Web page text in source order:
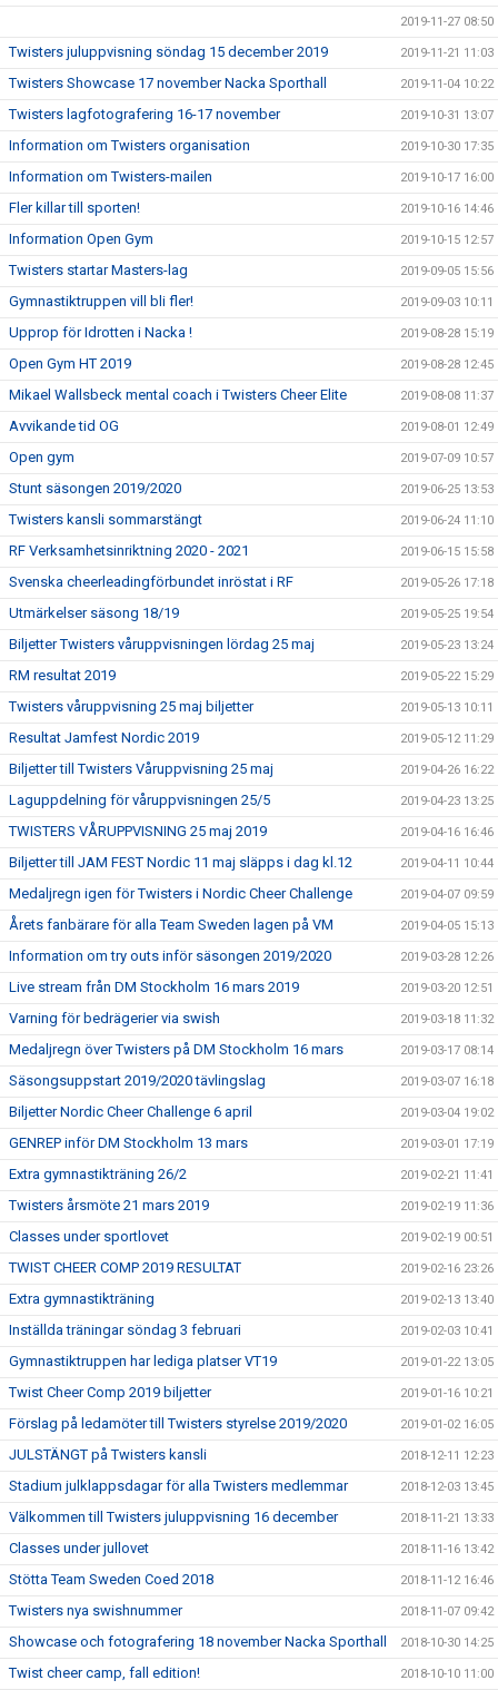
2019-11-27 08:50
Twisters juluppvisning söndag 15 december 2019 2019-11-21 11:03
Twisters Showcase 17 november Nacka Sporthall 2019-11-04 10:22
Twisters lagfotografering 16-17 november 2019-10-31 13:07
Information om Twisters organisation 2019-10-30 17:35
Information om Twisters-mailen 2019-10-17 16:00
Fler killar till sporten! 2019-10-16 14:46
Information Open Gym 2019-10-15 12:57
Twisters startar Masters-lag 2019-09-05 15:56
Gymnastiktruppen vill bli fler! 2019-09-03 10:11
Upprop för Idrotten i Nacka ! 2019-08-28 15:19
Open Gym HT 2019 2019-08-28 12:45
Mikael Wallsbeck mental coach i Twisters Cheer Elite 2019-08-08 11:37
Avvikande tid OG 2019-08-01 12:49
Open gym 2019-07-09 10:57
Stunt säsongen 2019/2020 2019-06-25 13:53
Twisters kansli sommarstängt 2019-06-24 11:10
RF Verksamhetsinriktning 2020 - 2021 2019-06-15 15:58
Svenska cheerleadingförbundet inröstat i RF 2019-05-26 17:18
Utmärkelser säsong 18/19 2019-05-25 19:54
Biljetter Twisters våruppvisningen lördag 25 maj 2019-05-23 13:24
RM resultat 2019 2019-05-22 15:29
Twisters våruppvisning 25 maj biljetter 2019-05-13 10:11
Resultat Jamfest Nordic 2019 2019-05-12 11:29
Biljetter till Twisters Våruppvisning 25 maj 2019-04-26 16:22
Laguppdelning för våruppvisningen 25/5 2019-04-23 13:25
TWISTERS VÅRUPPVISNING 25 maj 2019 2019-04-16 16:46
Biljetter till JAM FEST Nordic 11 maj släpps i dag kl.12 2019-04-11 10:44
Medaljregn igen för Twisters i Nordic Cheer Challenge 2019-04-07 09:59
Årets fanbärare för alla Team Sweden lagen på VM 2019-04-05 15:13
Information om try outs inför säsongen 2019/2020 2019-03-28 12:26
Live stream från DM Stockholm 16 mars 2019 2019-03-20 12:51
Varning för bedrägerier via swish 2019-03-18 11:32
Medaljregn över Twisters på DM Stockholm 16 mars 2019-03-17 08:14
Säsongsuppstart 2019/2020 tävlingslag 2019-03-07 16:18
Biljetter Nordic Cheer Challenge 6 april 2019-03-04 19:02
GENREP inför DM Stockholm 13 mars 2019-03-01 17:19
Extra gymnastikträning 26/2 2019-02-21 11:41
Twisters årsmöte 21 mars 2019 2019-02-19 11:36
Classes under sportlovet 2019-02-19 00:51
TWIST CHEER COMP 2019 RESULTAT 2019-02-16 23:26
Extra gymnastikträning 2019-02-13 13:40
Inställda träningar söndag 3 februari 2019-02-03 10:41
Gymnastiktruppen har lediga platser VT19 2019-01-22 13:05
Twist Cheer Comp 2019 biljetter 2019-01-16 10:21
Förslag på ledamöter till Twisters styrelse 2019/2020 2019-01-02 16:05
JULSTÄNGT på Twisters kansli 2018-12-11 12:23
Stadium julklappsdagar för alla Twisters medlemmar 2018-12-03 13:45
Välkommen till Twisters juluppvisning 16 december 2018-11-21 13:33
Classes under jullovet 2018-11-16 13:42
Stötta Team Sweden Coed 2018 2018-11-12 16:46
Twisters nya swishnummer 2018-11-07 09:42
Showcase och fotografering 18 november Nacka Sporthall 2018-10-30 14:25
Twist cheer camp, fall edition! 2018-10-10 11:00